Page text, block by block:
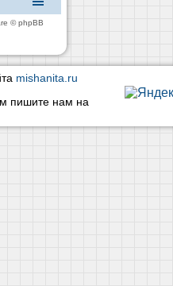
© phpBB
mishanita.ru
пишите нам на